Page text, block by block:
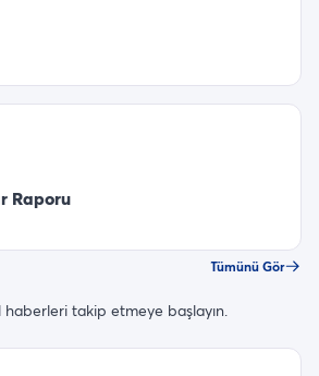
Raporu
Tümünü Gör
takip etmeye başlayın.